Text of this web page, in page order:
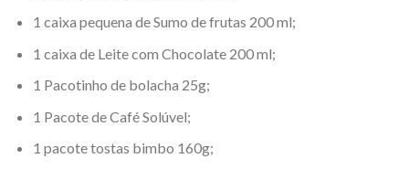
1 caixa pequena de Sumo de frutas 200 ml;
1 caixa de Leite com Chocolate 200 ml;
1 Pacotinho de bolacha 25g;
1 Pacote de Café Solúvel;
1 pacote tostas bimbo 160g;